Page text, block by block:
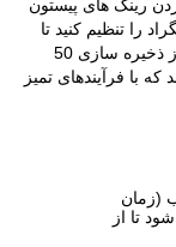
رینگ های پیستون
و 65 درجه سانتیگراد را تنظیم کنید تا
رسوبات کربن را در عرض 15 دقیقه حذف کنید). از ذخیره سازی 50
با فرآیندهای تمیز
(زمان
شود تا از